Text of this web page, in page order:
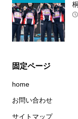
固定ページ
home
お問い合わせ
サイトマップ